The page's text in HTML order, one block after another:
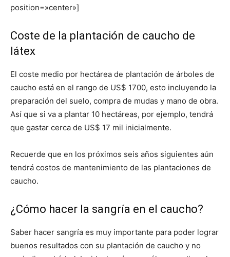
position=»center»]
Coste de la plantación de caucho de
látex
El coste medio por hectárea de plantación de árboles de
caucho está en el rango de US$ 1700, esto incluyendo la
preparación del suelo, compra de mudas y mano de obra.
Así que si va a plantar 10 hectáreas, por ejemplo, tendrá
que gastar cerca de US$ 17 mil inicialmente.
Recuerde que en los próximos seis años siguientes aún
tendrá costos de mantenimiento de las plantaciones de
caucho.
¿Cómo hacer la sangría en el caucho?
Saber hacer sangría es muy importante para poder lograr
buenos resultados con su plantación de caucho y no